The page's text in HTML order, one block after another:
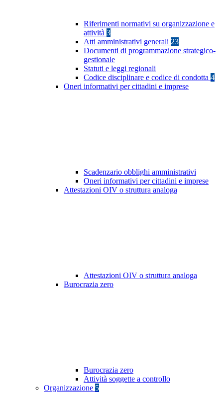
Riferimenti normativi su organizzazione e
attività 3
Atti amministrativi generali 23
Documenti di programmazione strategico-
gestionale
Statuti e leggi regionali
Codice disciplinare e codice di condotta 4
Oneri informativi per cittadini e imprese
Scadenzario obblighi amministrativi
Oneri informativi per cittadini e imprese
Attestazioni OIV o struttura analoga
Attestazioni OIV o struttura analoga
Burocrazia zero
Burocrazia zero
Attività soggette a controllo
Organizzazione 5